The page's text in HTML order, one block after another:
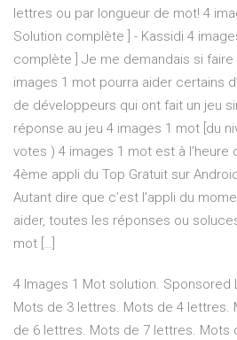
lettres ou par longueur de mot! 4
Solution complète ] - Kassidi 4
complète ] Je me demandais si
images 1 mot pourra aider certains
de développeurs qui ont fait un jeu
réponse au jeu 4 images 1 mot [du
votes ) 4 images 1 mot est à l’heure
4ème appli du Top Gratuit sur
Autant dire que c’est l’appli du
aider, toutes les réponses ou
mot […]
4 Images 1 Mot solution. Sponsored
Mots de 3 lettres. Mots de 4 lettres.
de 6 lettres. Mots de 7 lettres. Mots